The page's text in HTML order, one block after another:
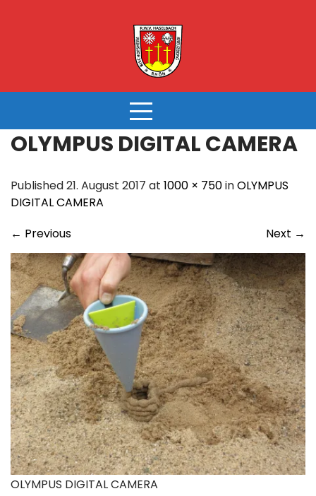
OLYMPUS DIGITAL CAMERA
Published 21. August 2017 at 1000 × 750inOLYMPUS
DIGITAL CAMERA
← Previous Next →
OLYMPUS DIGITAL CAMERA